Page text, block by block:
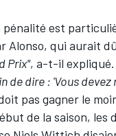
est
Alonso, qui aurait
Prix", a-t-il expliqué.
dire : 'Vous
pas gagner le
de la saison, les